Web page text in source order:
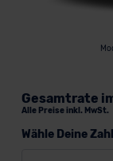
Wähle Deine
Gesamtrate
Alle Preise inkl. MwSt.